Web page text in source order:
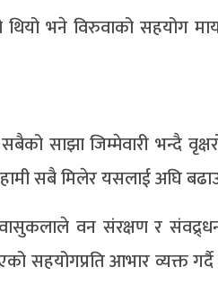
भने विरुवाको सहयोग
साझा जिम्मेवारी भन्दै
सबै मिलेर यसलाई अघि
वन संरक्षण र
आभार व्यक्त गर्दै